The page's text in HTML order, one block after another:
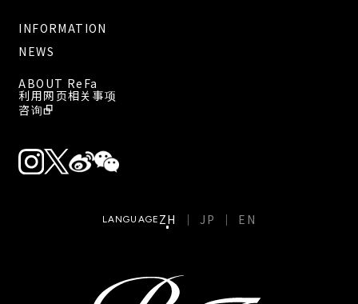
INFORMATION
NEWS
ABOUT ReFa
利用网页相关事项
咨询
LANGUAGE ZH JP EN